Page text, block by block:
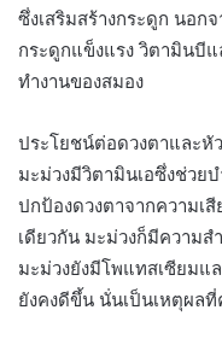
ซึ่งเสริมสร้างกระดูก นอก
กระดูกแข็งแรง วิตามินบี
ทำงานของสมอง
ประโยชน์ต่อดวงตาและหั
มะม่วงมีวิตามินเอซึ่งช่วย
ปกป้องดวงตาจากความเ
เดียวกัน มะม่วงก็มีความ
มะม่วงยังมีโพแทสเซียมแ
ยังคงดีขึ้น นั่นเป็นเหตุผล